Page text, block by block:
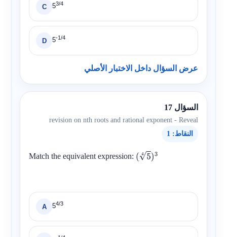
C 53/4
D 5-1/4
عرض السؤال داخل الاختبار الأصلي
السؤال 17
revision on nth roots and rational exponent - Reveal
النقاط: 1
Match the equivalent expression:(54)3
A 54/3